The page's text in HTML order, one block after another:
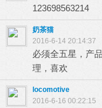
123698563214
奶茶猫
2016-6-14 20:14:37
必须全五星，产
理，喜欢
locomotive
2016-6-16 00:22:15